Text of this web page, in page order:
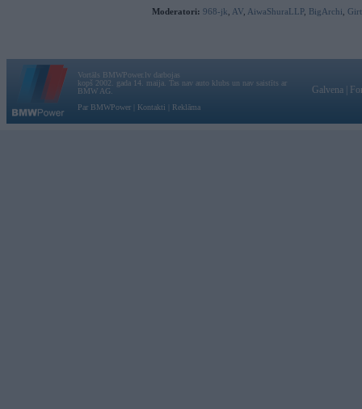
Moderatori: 968-jk AV AiwaShuraLLP, BigArchi
Vortāls BMWPower.lv darbojas
kopš 2002. gada 14. maija. Tas nav auto klubs un nav saistīts ar
BMW AG.
Par BMWPower
Kontakti Reklāma
Galvena